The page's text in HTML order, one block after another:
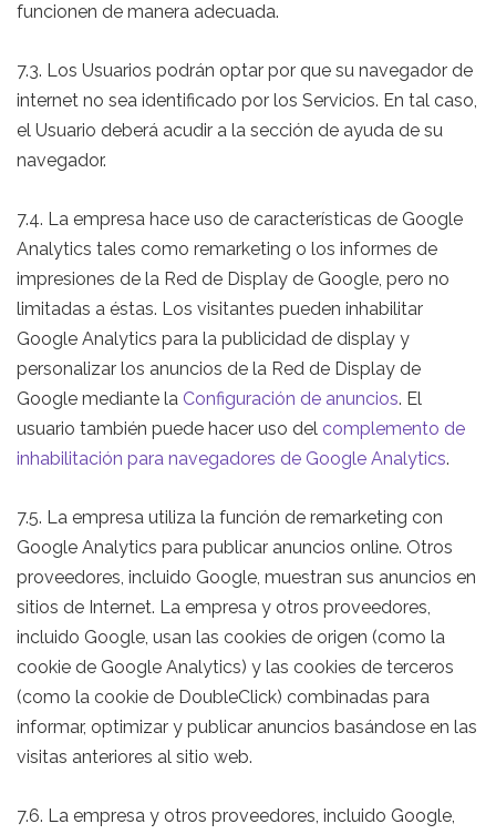
funcionen de manera adecuada.
7.3. Los Usuarios podrán optar por que su navegador de
internet no sea identificado por los Servicios. En tal caso,
el Usuario deberá acudir a la sección de ayuda de su
navegador.
7.4. La empresa hace uso de características de Google
Analytics tales como remarketing o los informes de
impresiones de la Red de Display de Google, pero no
limitadas a éstas. Los visitantes pueden inhabilitar
Google Analytics para la publicidad de display y
personalizar los anuncios de la Red de Display de
Google mediante la Configuración de anuncios. El
usuario también puede hacer uso del complemento de
inhabilitación para navegadores de Google Analytics.
7.5. La empresa utiliza la función de remarketing con
Google Analytics para publicar anuncios online. Otros
proveedores, incluido Google, muestran sus anuncios en
sitios de Internet. La empresa y otros proveedores,
incluido Google, usan las cookies de origen (como la
cookie de Google Analytics) y las cookies de terceros
(como la cookie de DoubleClick) combinadas para
informar, optimizar y publicar anuncios basándose en las
visitas anteriores al sitio web.
7.6. La empresa y otros proveedores, incluido Google,